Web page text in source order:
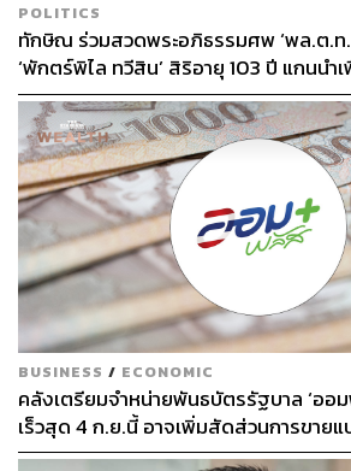
นอกจาก 5 บทเรียนนี้ ผู้ก่อตั้งบริษัทควรจ
ตัวเปิดช่องทางติดต่อให้เข้าถึงได้ง่าย ขณ
ความขัดแย้ง และเปิดโอกาสให้ผู้คนมีส่
จำกัดในก่อนหน้านี้ โดยอีกสิ่งสำคัญที่ต้อ
เป็น ‘ประชาธิปไตย’ อย่างแท้จริง โดยไ
จริงซึ่งสร้างสรรค์และมีความสำคัญต่อ
ความรับผิดชอบของผู้ก่อตั้งที่จะต้องดำเ
จะต้องเผชิญกับการเติบโตที่ยากลำบาก
อ้างอิง:
https://www.fastcompany.com/
learned-from-a-decade-working-
advising-other-rock-star-founders
POLITICS
ทักษิณ ร่วมสวดพระอภิธรรมศพ ‘พล.ต.ท
‘พักตร์พิไล ทวีสิน’ สิริอายุ 103 ปี แกนนำ
หลากวงการร่วมอาลัย
BUSINESS / ECONOMIC
คลังเตรียมจำหน่ายพันธบัตรรัฐบาล ‘ออ
เร็วสุด 4 ก.ย.นี้ อาจเพิ่มสัดส่วนการขาย
First มากขึ้น